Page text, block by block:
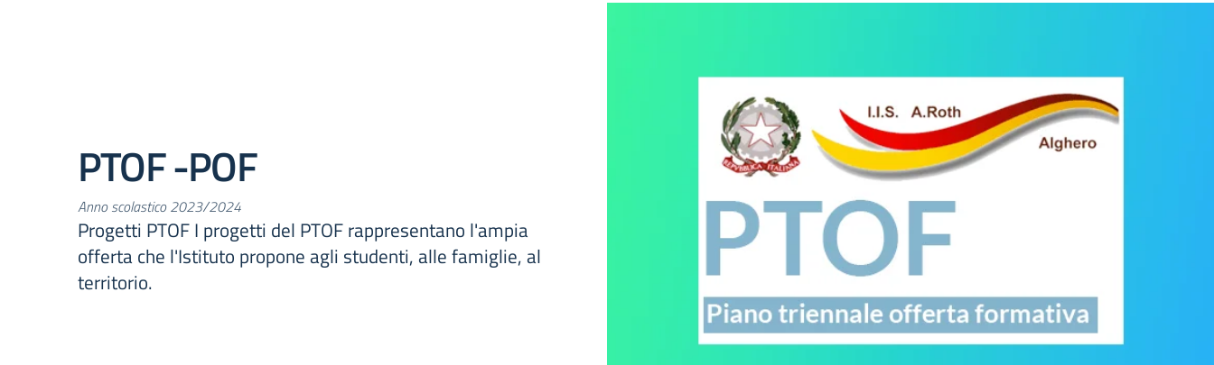
PTOF -POF
Anno scolastico 2023/2024
Progetti PTOF I progetti del PTOF rappresentano l'ampia
offerta che l'Istituto propone agli studenti, alle famiglie, al
territorio.